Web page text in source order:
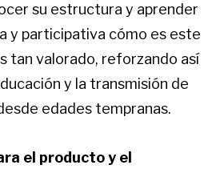
su estructura y aprender
y participativa cómo es este
tan valorado, reforzando así
y la transmisión de
edades tempranas.
el producto y el